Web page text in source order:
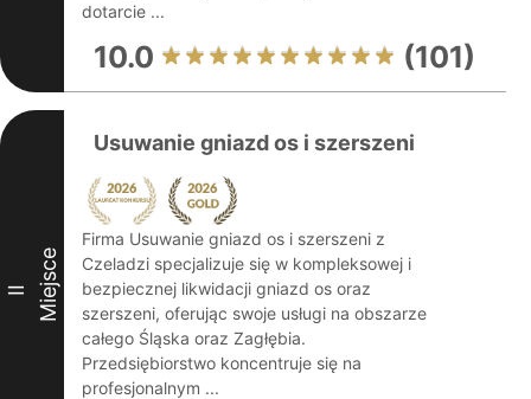
dotarcie ...
10.0 (101)
II Miejsce
Usuwanie gniazd os i szerszeni
Firma Usuwanie gniazd os i szerszeni z
Czeladzi specjalizuje się w kompleksowej i
bezpiecznej likwidacji gniazd os oraz
szerszeni, oferując swoje usługi na obszarze
całego Śląska oraz Zagłębia.
Przedsiębiorstwo koncentruje się na
profesjonalnym ...